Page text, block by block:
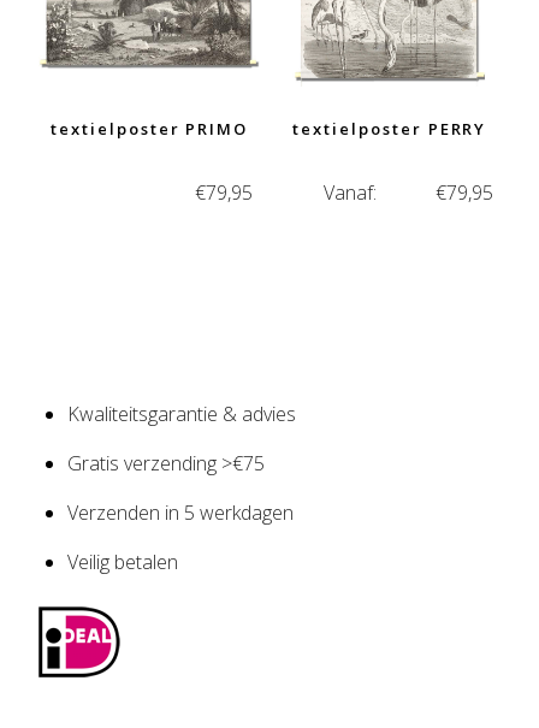
textielposter PRIMO
€79,95
textielposter PERRY
Vanaf: €79,95
Kwaliteitsgarantie & advies
Gratis verzending >€75
Verzenden in 5 werkdagen
Veilig betalen